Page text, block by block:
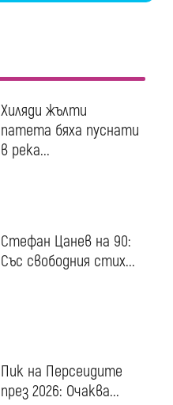
Хиляди жълти
патета бяха пуснати
в река...
Стефан Цанев на 90:
Със свободния стих...
Пик на Персеидите
през 2026: Очаква...